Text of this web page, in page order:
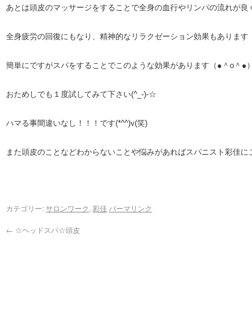
あとは頭皮のマッサージをすることで全身の血行やリンパの流れが良
全身疲労の回復にもなり、精神的なリラクゼーション効果もあります
簡単にですがスパをすることでこのような効果があります（●＾o＾●）
おためしでも１度試してみて下さい(^_-)-☆
ハマる事間違いなし！！！です(*^^)v(笑)
また頭皮のことなどわからないことや悩みがあればスパニスト彩佳に
カテゴリー:サロンワーク, 彩佳 パーマリンク
← ☆ヘッドスパ☆頭皮